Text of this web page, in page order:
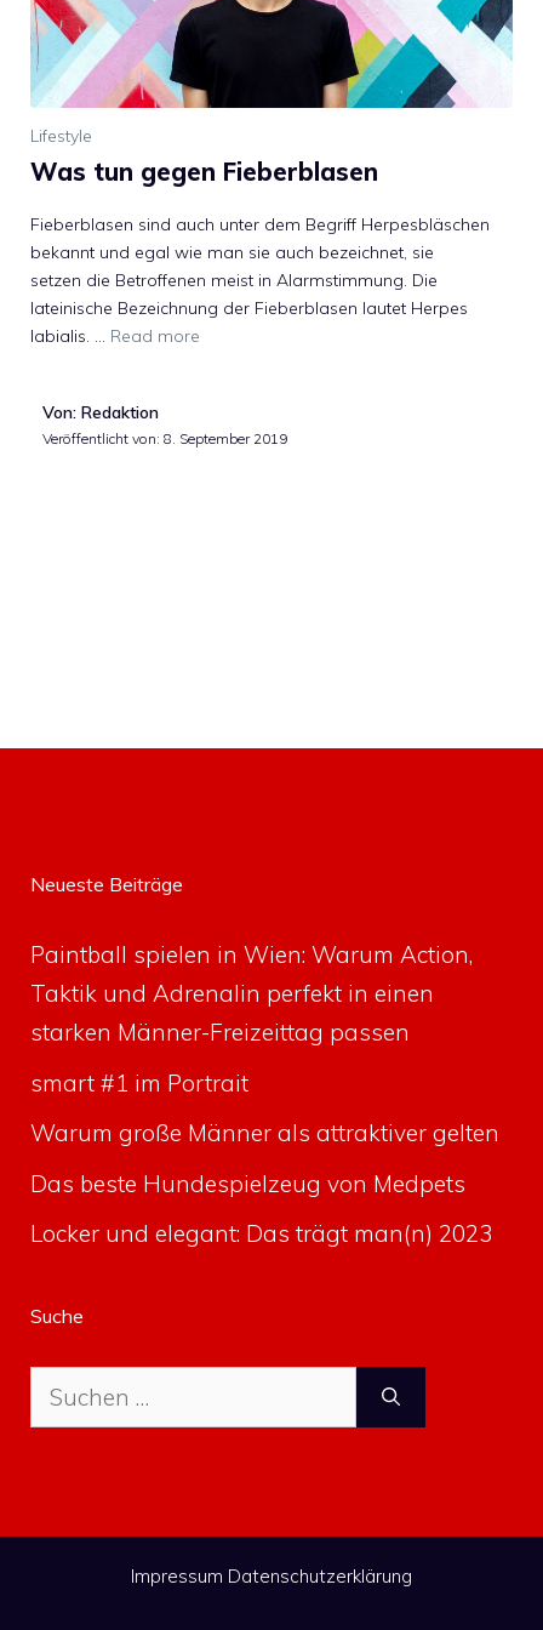
Lifestyle
Was tun gegen Fieberblasen
Fieberblasen sind auch unter dem Begriff Herpesbläschen
bekannt und egal wie man sie auch bezeichnet, sie
setzen die Betroffenen meist in Alarmstimmung. Die
lateinische Bezeichnung der Fieberblasen lautet Herpes
labialis. … Read more
Von: Redaktion
Veröffentlicht von: 8. September 2019
Neueste Beiträge
Paintball spielen in Wien: Warum Action,
Taktik und Adrenalin perfekt in einen
starken Männer-Freizeittag passen
smart #1 im Portrait
Warum große Männer als attraktiver gelten
Das beste Hundespielzeug von Medpets
Locker und elegant: Das trägt man(n) 2023
Suche
Suche
nach:
Impressum Datenschutzerklärung